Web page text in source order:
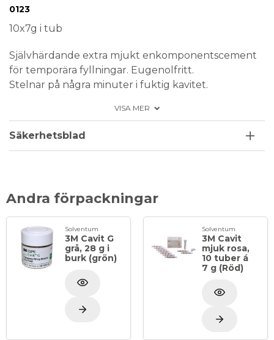
Medical Device
0123
10x7g i tub
Självhärdande extra mjukt enkomponentscement
för temporära fyllningar. Eugenolfritt.
Stelnar på några minuter i fuktig kavitet.
VISA MER
Säkerhetsblad
Andra förpackningar
Solventum
3M Cavit G
grå, 28 g i
burk (grön)
Solventum
3M Cavit
mjuk rosa,
10 tuber á
7 g (Röd)